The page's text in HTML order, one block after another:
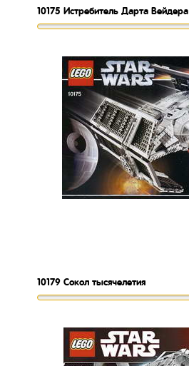
10175 Истребитель Дарта Вейдера
10179 Сокол тысячелетия